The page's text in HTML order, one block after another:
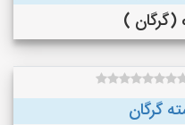
گرگان